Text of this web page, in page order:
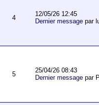
4
12/05/26 12:45
Dernier messagepar
5
25/04/26 08:43
Dernier messagepar